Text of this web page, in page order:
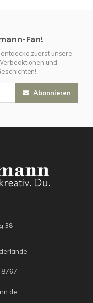
Fan!
zuerst unsere
und
Abonnieren
38
8767